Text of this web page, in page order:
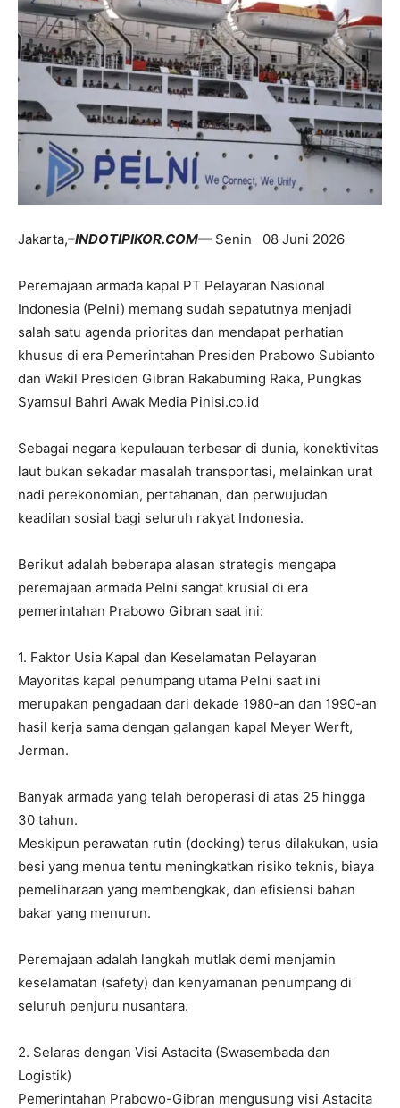
Jakarta,–INDOTIPIKOR.COM—Senin 08 Juni 2026
Peremajaan armada kapal PT Pelayaran Nasional
Indonesia (Pelni) memang sudah sepatutnya menjadi
salah satu agenda prioritas dan mendapat perhatian
khusus di era Pemerintahan Presiden Prabowo Subianto
dan Wakil Presiden Gibran Rakabuming Raka, Pungkas
Syamsul Bahri Awak Media Pinisi.co.id
​Sebagai negara kepulauan terbesar di dunia, konektivitas
laut bukan sekadar masalah transportasi, melainkan urat
nadi perekonomian, pertahanan, dan perwujudan
keadilan sosial bagi seluruh rakyat Indonesia.
​Berikut adalah beberapa alasan strategis mengapa
peremajaan armada Pelni sangat krusial di era
pemerintahan Prabowo Gibran saat ini:
​1. Faktor Usia Kapal dan Keselamatan Pelayaran
​Mayoritas kapal penumpang utama Pelni saat ini
merupakan pengadaan dari dekade 1980-an dan 1990-an
hasil kerja sama dengan galangan kapal Meyer Werft,
Jerman.
​Banyak armada yang telah beroperasi di atas 25 hingga
30 tahun.
​Meskipun perawatan rutin (docking) terus dilakukan, usia
besi yang menua tentu meningkatkan risiko teknis, biaya
pemeliharaan yang membengkak, dan efisiensi bahan
bakar yang menurun.
​Peremajaan adalah langkah mutlak demi menjamin
keselamatan (safety) dan kenyamanan penumpang di
seluruh penjuru nusantara.
​2. Selaras dengan Visi Astacita (Swasembada dan
Logistik)
​Pemerintahan Prabowo-Gibran mengusung visi Astacita